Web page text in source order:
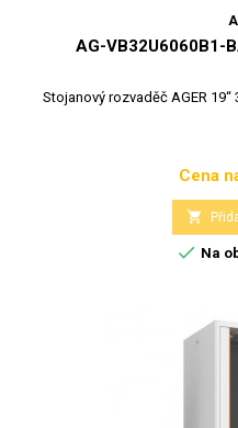
AG-VB32U6060B1-
Stojanový rozvaděč AGER 19“
Cena

 Na